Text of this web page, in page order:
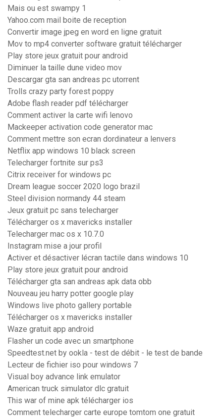
Mais ou est swampy 1
Yahoo.com mail boite de reception
Convertir image jpeg en word en ligne gratuit
Mov to mp4 converter software gratuit télécharger
Play store jeux gratuit pour android
Diminuer la taille dune video mov
Descargar gta san andreas pc utorrent
Trolls crazy party forest poppy
Adobe flash reader pdf télécharger
Comment activer la carte wifi lenovo
Mackeeper activation code generator mac
Comment mettre son ecran dordinateur a lenvers
Netflix app windows 10 black screen
Telecharger fortnite sur ps3
Citrix receiver for windows pc
Dream league soccer 2020 logo brazil
Steel division normandy 44 steam
Jeux gratuit pc sans telecharger
Télécharger os x mavericks installer
Telecharger mac os x 10.7.0
Instagram mise a jour profil
Activer et désactiver lécran tactile dans windows 10
Play store jeux gratuit pour android
Télécharger gta san andreas apk data obb
Nouveau jeu harry potter google play
Windows live photo gallery portable
Télécharger os x mavericks installer
Waze gratuit app android
Flasher un code avec un smartphone
Speedtest.net by ookla - test de débit - le test de bande
Lecteur de fichier iso pour windows 7
Visual boy advance link emulator
American truck simulator dlc gratuit
This war of mine apk télécharger ios
Comment telecharger carte europe tomtom one gratuit